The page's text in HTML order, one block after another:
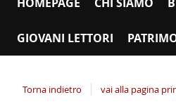
GIOVANI LETTORI
Torna indietro vai alla pagina